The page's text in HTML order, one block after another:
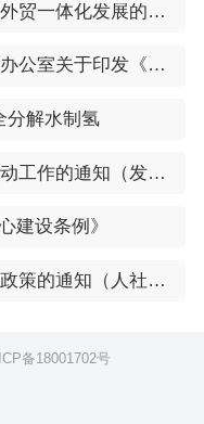
国务院办公厅印发《关于加快内外贸一体化发展的若干措施》的通知
【图解】北京市丰台区人民政府办公室关于印发《丰台区积极应对疫情影响助企纾困的若干措施》的通知
分解水制氢
关于进一步做好信用修复协同联动工作的通知（发改办财金〔2024〕33号）
建设条例》
关于延续实施失业保险援企稳岗政策的通知（人社部发〔2024〕40号）
备18001702号